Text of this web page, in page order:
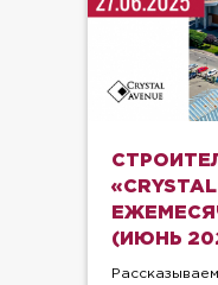
(ИЮНЬ